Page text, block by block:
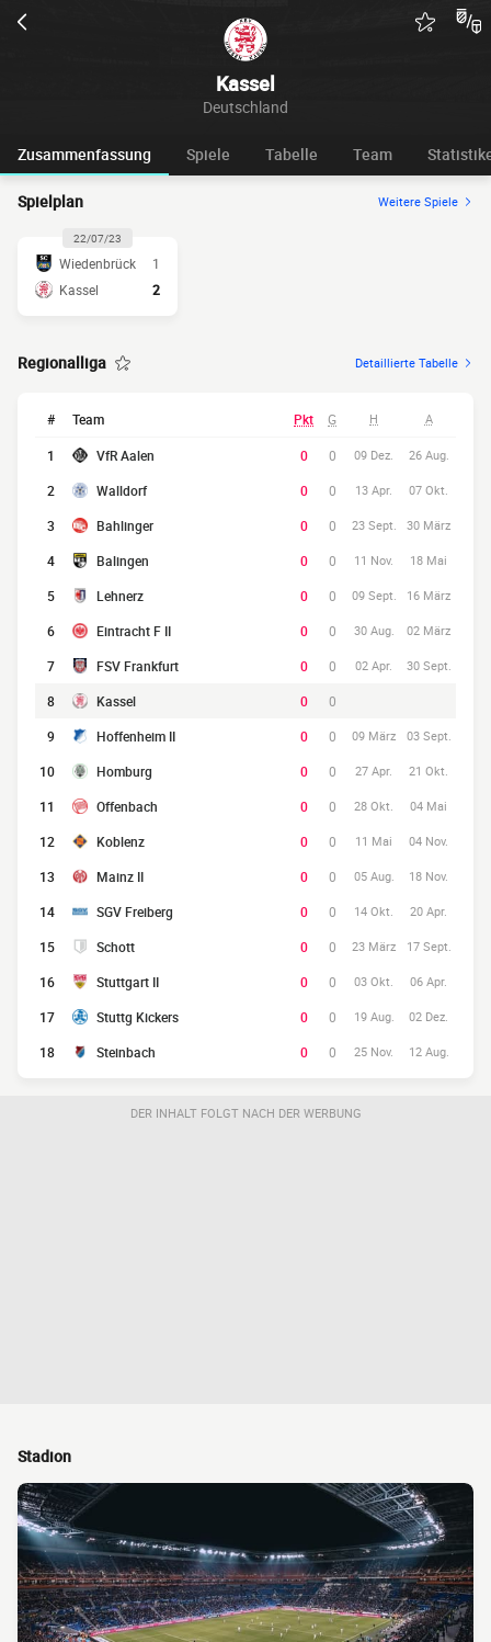
Kassel
Deutschland
Zusammenfassung Spiele Tabelle Team
Spielplan Weitere Spiele
22/07/23
Wiedenbrück
1
Kassel
2
Regionalliga Detaillierte Tabelle
# Team Pkt G H A
1 VfR Aalen 0 0 09 Dez. 26 Aug.
2 Walldorf 0 0 13 Apr. 07 Okt.
3 Bahlinger 0 0 23 Sept. 30 März
4 Balingen 0 0 11 Nov. 18 Mai
5 Lehnerz 0 0 09 Sept. 16 März
6 Eintracht F II 0 0 30 Aug. 02 März
7 FSV Frankfurt 0 0 02 Apr. 30 Sept.
8 Kassel 0
0
9
Hoffenheim II 0 0 09 März 03 Sept.
10 Homburg 0 0 27 Apr. 21 Okt.
11 Offenbach 0 0 28 Okt. 04 Mai
12 Koblenz 0 0 11 Mai 04 Nov.
13 Mainz II 0 0 05 Aug. 18 Nov.
14 SGV Freiberg 0 0 14 Okt. 20 Apr.
15 Schott 0 0 23 März 17 Sept.
16 Stuttgart II 0 0 03 Okt. 06 Apr.
17 Stuttg Kickers 0 0 19 Aug. 02 Dez.
18 Steinbach 0 0 25 Nov. 12 Aug.
DER INHALT FOLGT NACH DER WERBUNG
Stadion